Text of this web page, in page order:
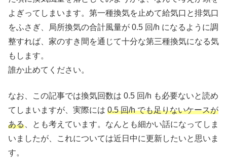
よぎってしまいます。第一種換気を止めて給気口と排気口
をふさぎ、局所換気の合計風量が 0.5 回/h になるように調
整すれば、家のすき間を通じて十分な第三種換気になる気
もします。
誰か止めてください。
なお、この記事では換気回数は 0.5 回/h も必要ないと読め
てしまいますが、実際には 0.5 回/h でも足りないケースが
ある 、とも考えています。なんとも細かい話になってしま
いましたが、これについては近日中に更新したいと思いま
す。